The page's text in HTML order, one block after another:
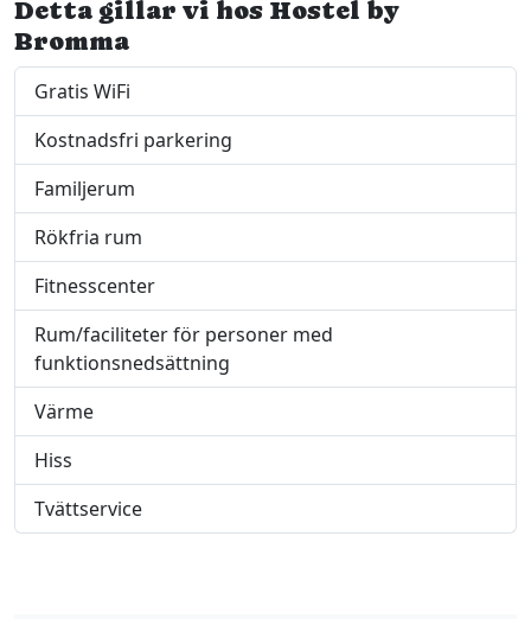
Detta gillar vi hos Hostel by
Bromma
Gratis WiFi
Kostnadsfri parkering
Familjerum
Rökfria rum
Fitnesscenter
Rum/faciliteter för personer med
funktionsnedsättning
Värme
Hiss
Tvättservice